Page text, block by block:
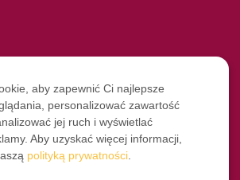
aby zapewnić Ci najlepsze
personalizować zawartość
jej ruch i wyświetlać
Aby uzyskać więcej informacji,
polityką prywatności